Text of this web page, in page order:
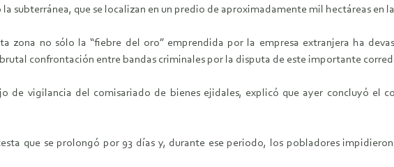
la subterránea, que se localizan en un predio de aproximadamente mil hectáreas en
zona no sólo la “fiebre del oro” emprendida por la empresa extranjera ha
confrontación entre bandas criminales por la disputa de este importante
de vigilancia del comisariado de bienes ejidales, explicó que ayer concluyó el
que se prolongó por 93 días y, durante ese periodo, los pobladores